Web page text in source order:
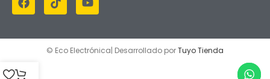
© Eco Electrónica| Desarrollado porTuyo Tienda